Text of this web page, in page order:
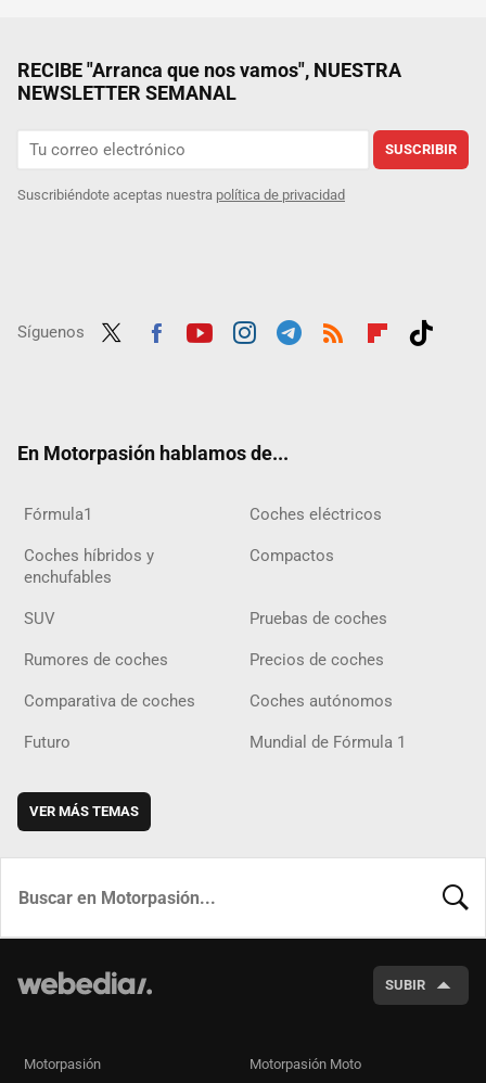
RECIBE "Arranca que nos vamos", NUESTRA
NEWSLETTER SEMANAL
SUSCRIBIR
Suscribiéndote aceptas nuestra política de privacidad
Síguenos
En Motorpasión hablamos de...
Fórmula1 Coches eléctricos
Coches híbridos y
enchufables
Compactos
SUV Pruebas de coches
Rumores de coches Precios de coches
Comparativa de coches Coches autónomos
Futuro Mundial de Fórmula 1
VER MÁS TEMAS
SUBIR
Motorpasión Motorpasión Moto